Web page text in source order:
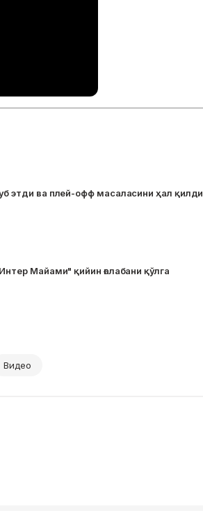
этди ва плей-офф масаласини ҳал қилди
Майами" қийин ғалабани қўлга
Видео